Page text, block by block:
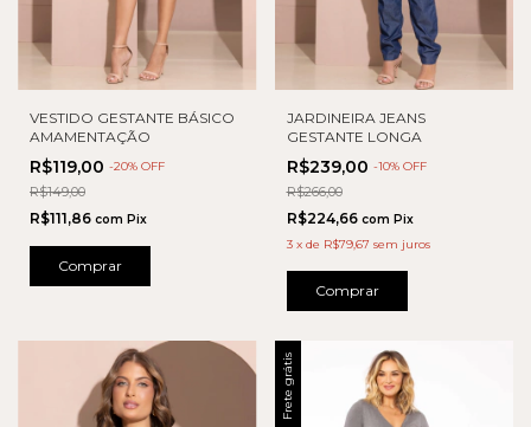
VESTIDO GESTANTE BÁSICO
AMAMENTAÇÃO
R$119,00 -20% OFF
R$149,00
R$111,86 com Pix
Comprar
JARDINEIRA JEANS
GESTANTE LONGA
R$239,00 -10% OFF
R$266,00
R$224,66 com Pix
3 x de R$79,67 sem juros
Comprar
Frete grátis